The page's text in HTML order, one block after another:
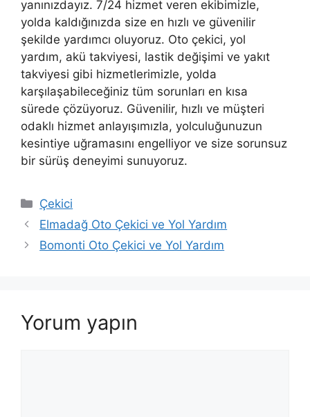
yanınızdayız. 7/24 hizmet veren ekibimizle,
yolda kaldığınızda size en hızlı ve güvenilir
şekilde yardımcı oluyoruz. Oto çekici, yol
yardım, akü takviyesi, lastik değişimi ve yakıt
takviyesi gibi hizmetlerimizle, yolda
karşılaşabileceğiniz tüm sorunları en kısa
sürede çözüyoruz. Güvenilir, hızlı ve müşteri
odaklı hizmet anlayışımızla, yolculuğunuzun
kesintiye uğramasını engelliyor ve size sorunsuz
bir sürüş deneyimi sunuyoruz.
Kategoriler
Çekici
Elmadağ Oto Çekici ve Yol Yardım
Bomonti Oto Çekici ve Yol Yardım
Yorum yapın